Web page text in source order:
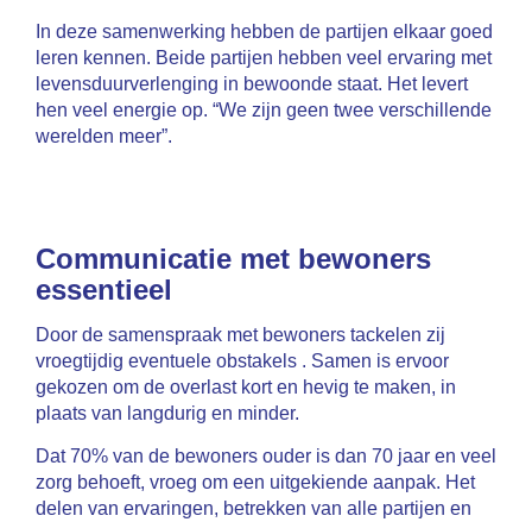
In deze samenwerking hebben de partijen elkaar goed
leren kennen. Beide partijen hebben veel ervaring met
levensduurverlenging in bewoonde staat. Het levert
hen veel energie op. “We zijn geen twee verschillende
werelden meer”.
Communicatie met bewoners
essentieel
Door de samenspraak met bewoners tackelen zij
vroegtijdig eventuele obstakels . Samen is ervoor
gekozen om de overlast kort en hevig te maken, in
plaats van langdurig en minder.
Dat 70% van de bewoners ouder is dan 70 jaar en veel
zorg behoeft, vroeg om een uitgekiende aanpak. Het
delen van ervaringen, betrekken van alle partijen en